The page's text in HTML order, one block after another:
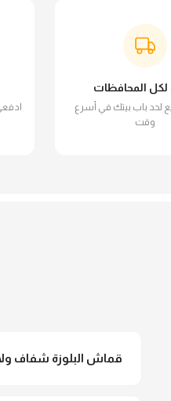
المحافظات
لحد باب بيتك في أسرع
وقت
قماش البلوزة شفاف ولا